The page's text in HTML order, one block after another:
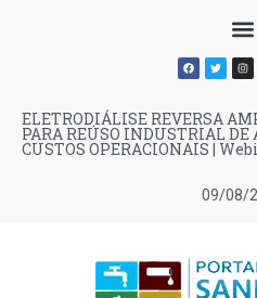
09/08/
ELETRODIÁLISE REVERSA
PARA REÚSO INDUSTRIAL DE
CUSTOS OPERACIONAIS |